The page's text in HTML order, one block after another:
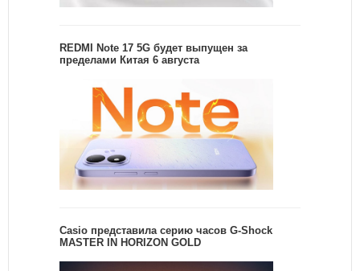
REDMI Note 17 5G будет выпущен за
пределами Китая 6 августа
Casio представила серию часов G-Shock
MASTER IN HORIZON GOLD